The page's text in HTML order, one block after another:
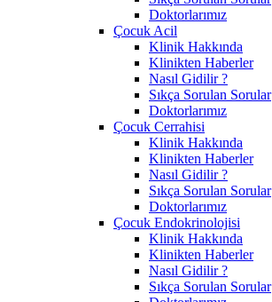
Doktorlarımız
Çocuk Acil
Klinik Hakkında
Klinikten Haberler
Nasıl Gidilir ?
Sıkça Sorulan Sorular
Doktorlarımız
Çocuk Cerrahisi
Klinik Hakkında
Klinikten Haberler
Nasıl Gidilir ?
Sıkça Sorulan Sorular
Doktorlarımız
Çocuk Endokrinolojisi
Klinik Hakkında
Klinikten Haberler
Nasıl Gidilir ?
Sıkça Sorulan Sorular